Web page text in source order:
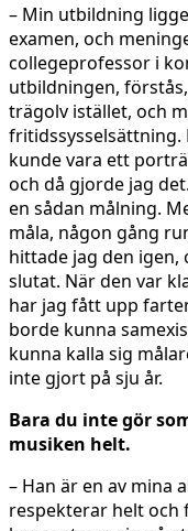
– Min utbildning
examen, och
collegeprofessor i
utbildningen,
trägolv istället, och
fritidssysselsättning.
kunde vara ett
och då gjorde jag
en sådan målning.
måla, någon gång
hittade jag den
slutat. När den var
har jag fått upp
borde kunna
kunna kalla sig
inte gjort på sju år.
Bara du inte gör
musiken helt.
– Han är en av mina
respekterar helt och